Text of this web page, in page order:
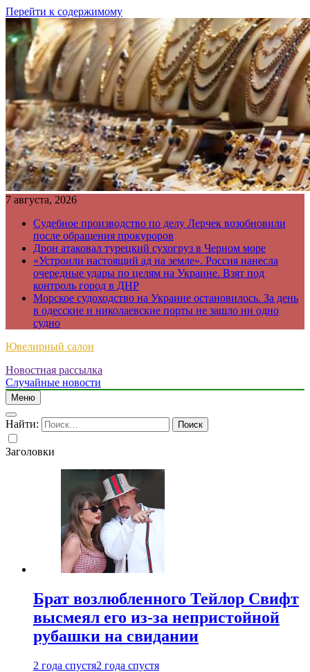
Перейти к содержимому
7 августа, 2026
Судебное производство по делу Лерчек возобновили
после обращения прокуроров
Дрон атаковал турецкий сухогруз в Черном море
«Устроили настоящий ад на земле». Россия нанесла
очередные удары по целям на Украине. Взят под
контроль город в ДНР
Морское судоходство на Украине остановилось. За день
в одесские и николаевские порты не зашло ни одно
судно
Ювелирный салон
Новостная рассылка
Случайные новости
Меню
Найти:
Заголовки
Брат возлюбленного Тейлор Свифт
высмеял его из-за непристойной
рубашки на свидании
2 года спустя2 года спустя